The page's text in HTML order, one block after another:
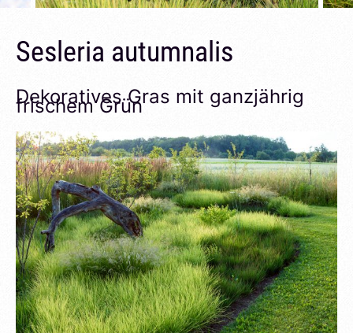
Sesleria autumnalis
Dekoratives Gras mit ganzjährig
frischem Grün